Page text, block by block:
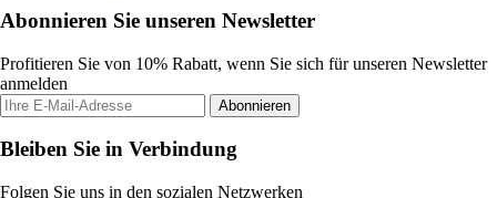
Abonnieren Sie unseren Newsletter
Profitieren Sie von 10% Rabatt, wenn Sie sich für unseren Newsletter
anmelden
Abonnieren
Bleiben Sie in Verbindung
Folgen Sie uns in den sozialen Netzwerken